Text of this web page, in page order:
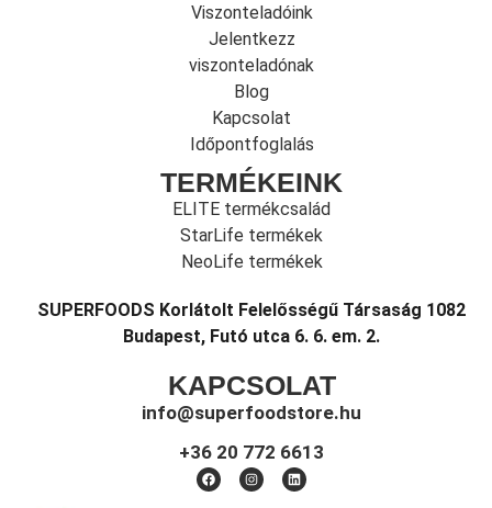
Viszonteladóink
Jelentkezz
viszonteladónak
Blog
Kapcsolat
Időpontfoglalás
TERMÉKEINK
ELITE termékcsalád
StarLife termékek
NeoLife termékek
SUPERFOODS Korlátolt Felelősségű Társaság 1082
Budapest, Futó utca 6. 6. em. 2.
KAPCSOLAT
info@superfoodstore.hu
+36 20 772 6613